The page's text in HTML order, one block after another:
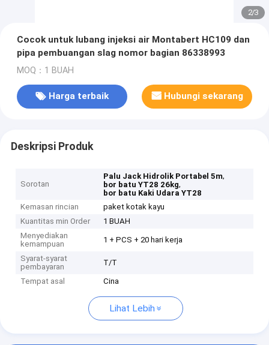
2/3
Cocok untuk lubang injeksi air Montabert HC109 dan
pipa pembuangan slag nomor bagian 86338993
MOQ：1 BUAH
Harga terbaik Hubungi sekarang
Deskripsi Produk
Sorotan
Palu Jack Hidrolik Portabel 5m,
bor batu YT28 26kg,
bor batu Kaki Udara YT28
Kemasan rincian
paket kotak kayu
Kuantitas min Order
1 BUAH
Menyediakan
kemampuan
1 + PCS + 20 hari kerja
Syarat-syarat
pembayaran
T/T
Tempat asal Cina
Lihat Lebih